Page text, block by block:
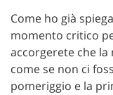
Come ho già
momento critico
accorgerete che
come se non ci
pomeriggio e la